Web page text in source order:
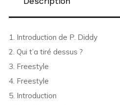
1. Introduction de P. Diddy
2. Qui t’a tiré dessus ?
3. Freestyle
4. Freestyle
5. Introduction